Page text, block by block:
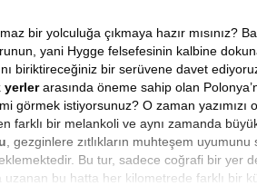
bir yolculuğa çıkmaya hazır mısınız?
yani Hygge felsefesinin kalbine
biriktireceğiniz bir serüvene davet
yerlerarasında öneme sahip olan
görmek istiyorsunuz? O zaman yazımızı
bir melankoli ve aynı zamanda
, gezginlere zıtlıkların muhteşem
Bu tur, sadece coğrafi bir yer
bu hatta her kilometrede farklı bir